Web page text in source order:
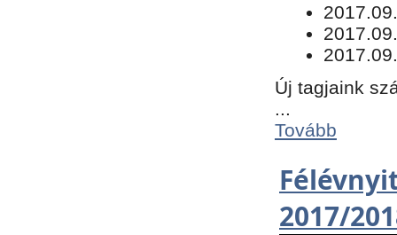
Új tagjaink
Tovább
2017/